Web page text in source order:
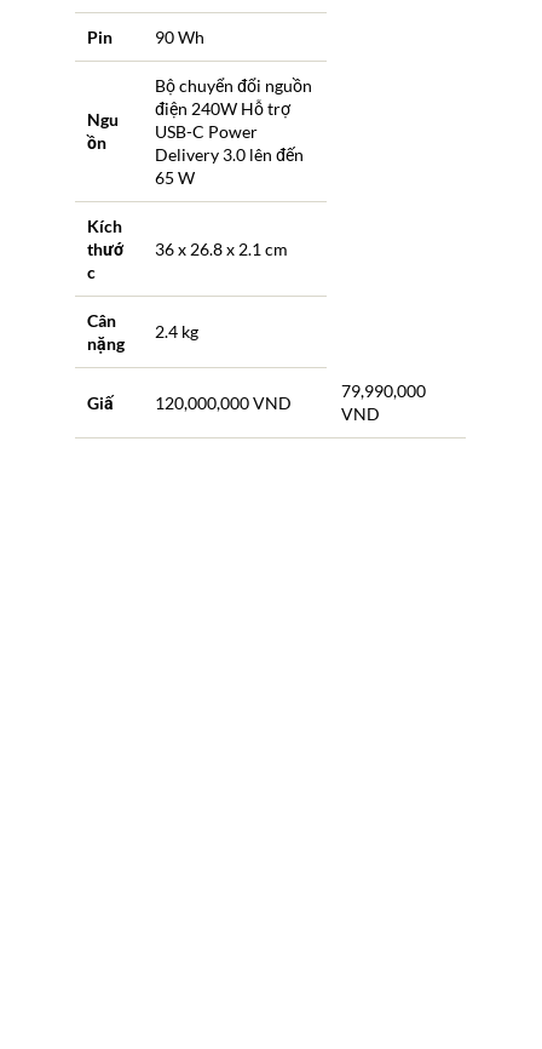
Pin 90 Wh
Ngu
ồn
Bộ chuyển đổi nguồn
điện 240W Hỗ trợ
USB-C Power
Delivery 3.0 lên đến
65 W
Kích
thướ
c
36 x 26.8 x 2.1 cm
Cân
nặng
2.4 kg
Giấ 120,000,000 VND
79,990,000
VND